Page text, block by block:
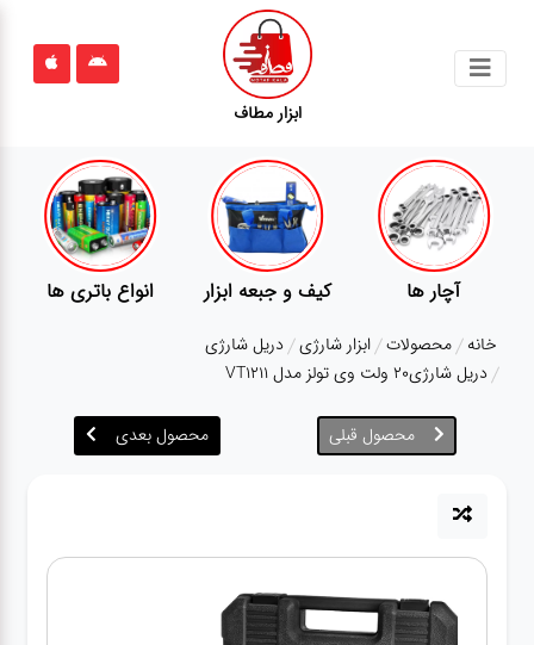
ابزار مطاف
محصولات
قوانین
سایت
درباره
کارواش
پمپ تجهیزات کمپ گجت
خانه محصولات ابزار شارژی دریل شارژی
دریل شارژی20 ولت وی تولز مدل VT1211
محصول قبلی محصول بعدی